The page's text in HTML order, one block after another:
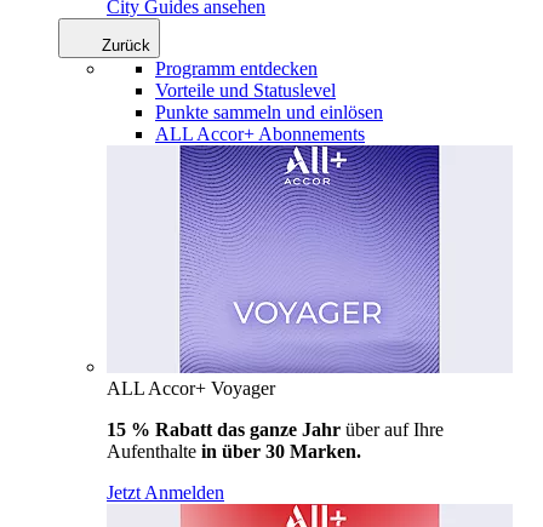
City Guides ansehen
Zurück
Programm entdecken
Vorteile und Statuslevel
Punkte sammeln und einlösen
ALL Accor+ Abonnements
ALL Accor+ Voyager
15 % Rabatt das ganze Jahr über auf Ihre
Aufenthalte in über 30 Marken.
Jetzt Anmelden